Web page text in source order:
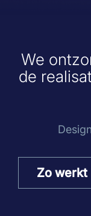
We
de
Zo werkt